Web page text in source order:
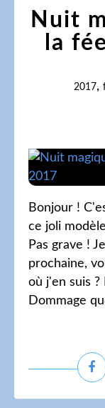
Nuit
la
2017,
Bonjour !
ce joli
Pas grave !
prochaine,
où j'en suis ?
Dommage